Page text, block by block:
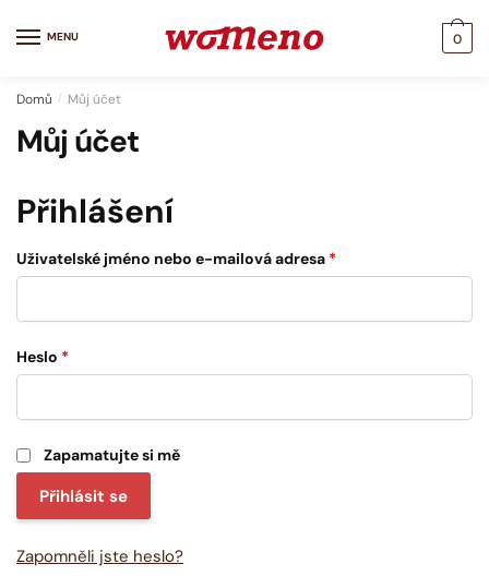
MENU 0
Domů / Můj účet
Můj účet
Přihlášení
Uživatelské jméno nebo e-mailová adresa *
Heslo *
Zapamatujte si mě
Přihlásit se
Zapomněli jste heslo?